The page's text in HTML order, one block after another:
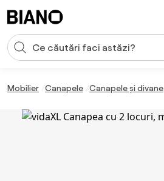
Introducerea căutării
Mobilier Canapele Canapele și divane